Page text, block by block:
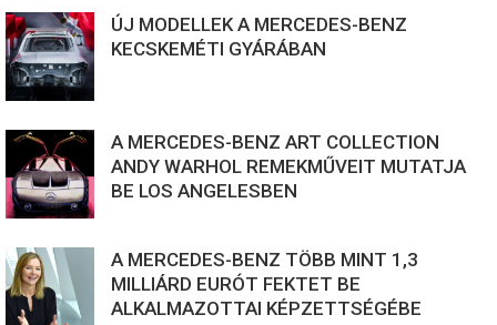
ÚJ MODELLEK A MERCEDES-BENZ
KECSKEMÉTI GYÁRÁBAN
A MERCEDES-BENZ ART COLLECTION
ANDY WARHOL REMEKMŰVEIT MUTATJA
BE LOS ANGELESBEN
A MERCEDES-BENZ TÖBB MINT 1,3
MILLIÁRD EURÓT FEKTET BE
ALKALMAZOTTAI KÉPZETTSÉGÉBE